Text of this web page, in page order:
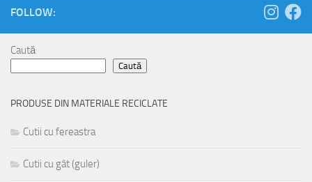
FOLLOW:
Caută
Caută
PRODUSE DIN MATERIALE RECICLATE
Cutii cu fereastra
Cutii cu gât (guler)